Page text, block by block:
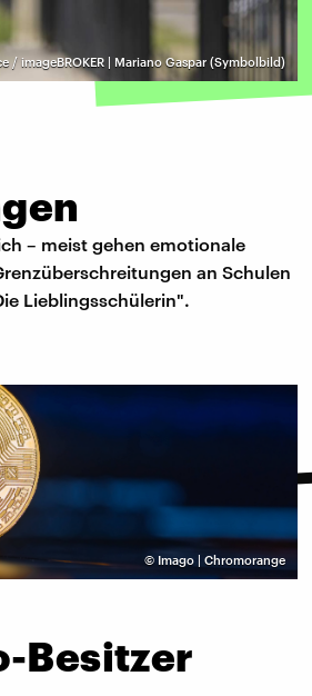
/ imageBROKER | Mariano Gaspar (Symbolbild)
– meist gehen emotionale
an Schulen
Lieblingsschülerin".
© Imago | Chromorange
Besitzer